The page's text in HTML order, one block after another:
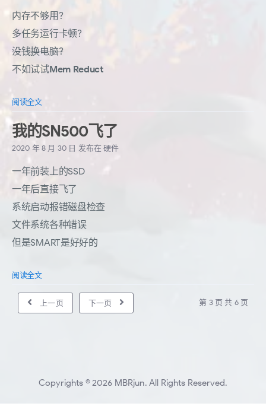
内存不够用?
多任务运行卡顿?
没钱换电脑?
不如试试Mem Reduct
阅读全文
我的SN500飞了
2020 年 8 月 30 日 发布在硬件
一年前装上的SSD
一年后直接飞了
系统启动报错磁盘检查
文件系统各种错误
但是SMART是好好的
阅读全文
上一页 下一页 第 3 页 共 6 页
Copyrights © 2026 MBRjun. All Rights Reserved.